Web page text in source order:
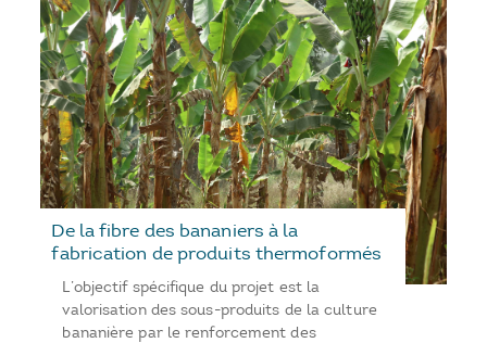
De la fibre des bananiers à la
fabrication de produits thermoformés
L’objectif spécifique du projet est la
valorisation des sous-produits de la culture
bananière par le renforcement des